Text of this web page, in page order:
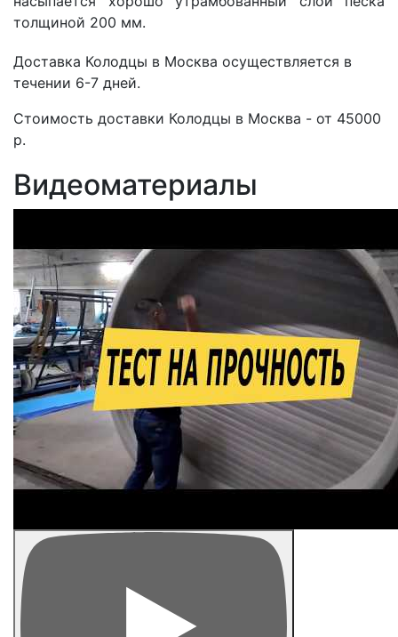
толщиной 200 мм.
Доставка Колодцы в Москва осуществляется в
течении 6-7 дней.
Стоимость доставки Колодцы в Москва - от 45000
р.
Видеоматериалы